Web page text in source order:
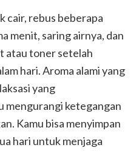
cair, rebus beberapa
menit, saring airnya, dan
atau toner setelah
hari. Aroma alami yang
yang
mengurangi ketegangan
Kamu bisa menyimpan
hari untuk menjaga